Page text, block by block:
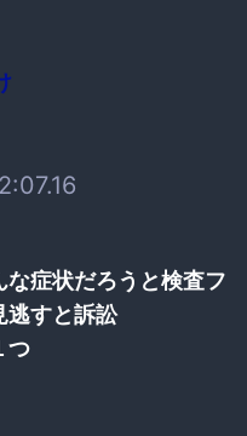
症状だろうと検査フ
逃すと訴訟
つ